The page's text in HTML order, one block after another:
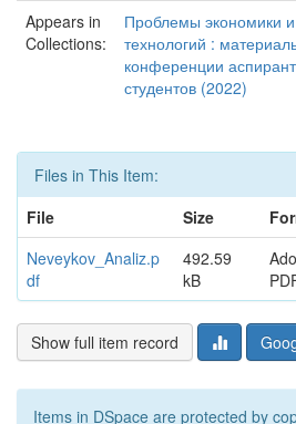
Appears in
Collections:
Проблемы экономики
технологий :
конференции
студентов (2022)
Files in This Item:
File
Size
Neveykov_Analiz.p
df
492.59
kB
Show full item record
Items in DSpace are protected by